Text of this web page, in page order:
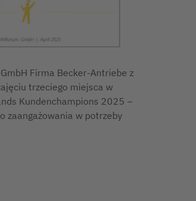
Firma Becker-Antriebe z
trzeciego miejsca w
Kundenchampions 2025 –
zaangażowania w potrzeby